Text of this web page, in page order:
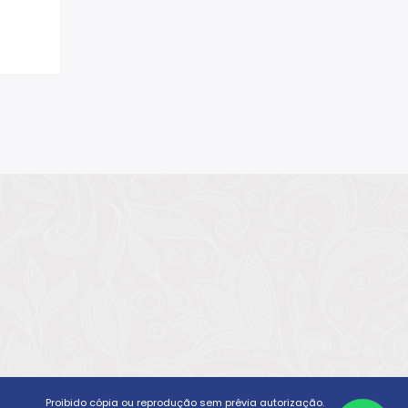
Proibido cópia ou reprodução sem prévia autorização.